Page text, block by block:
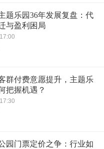
题乐园36年发展复盘：代
与盈利困局
群付费意愿提升，主题乐
把握机遇？
园门票定价之争：行业如